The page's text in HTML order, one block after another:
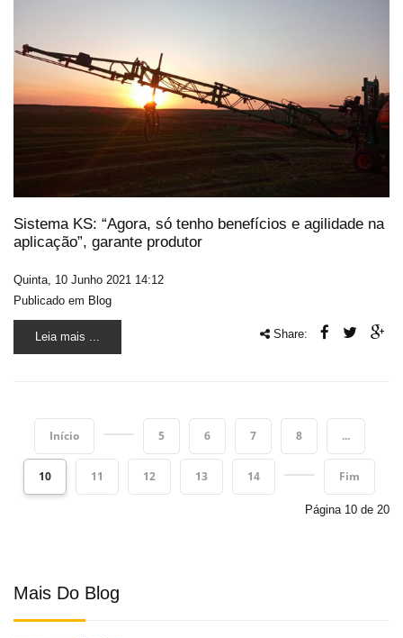
Sistema KS: “Agora, só tenho benefícios e agilidade na
aplicação”, garante produtor
Quinta, 10 Junho 2021 14:12
Publicado em Blog
Leia mais ... Share:
Início 5 6 7 8 ...
10 11 12 13 14 Fim
Página 10 de 20
Mais Do Blog